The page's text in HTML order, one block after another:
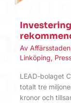
Av Affärsstaden
Linköping,
LEAD-bolaget
totalt tre
kronor och